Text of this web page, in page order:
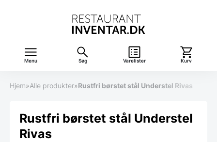
Menu Søg Varelister Kurv
Hjem»Alle produkter»Rustfri børstet stål Understel Rivas
Rustfri børstet stål Understel
Rivas